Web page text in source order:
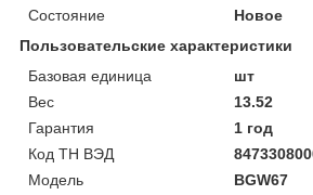
Состояние
Новое
Пользовательские характеристики
Базовая единица
шт
Вес
13.52
Гарантия
1 год
Код ТН ВЭД
Модель
BGW67